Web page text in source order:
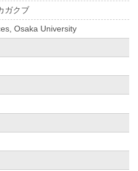
ガクブ
Osaka University